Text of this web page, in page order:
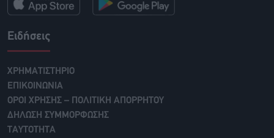
Ειδήσεις
ΧΡΗΜΑΤΙΣΤΗΡΙΟ
ΕΠΙΚΟΙΝΩΝΙΑ
ΟΡΟΙ ΧΡΗΣΗΣ – ΠΟΛΙΤΙΚΗ ΑΠΟΡΡΗΤΟΥ
ΔΗΛΩΣΗ ΣΥΜΜΟΡΦΩΣΗΣ
ΤΑΥΤΟΤΗΤΑ